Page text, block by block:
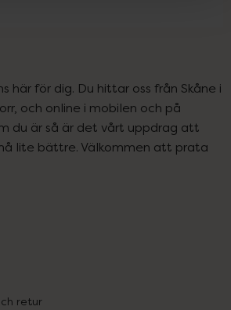
här för dig. Du hittar oss från Skåne i
och online i mobilen och på
du är så är det vårt uppdrag att
lite bättre. Välkommen att prata
retur